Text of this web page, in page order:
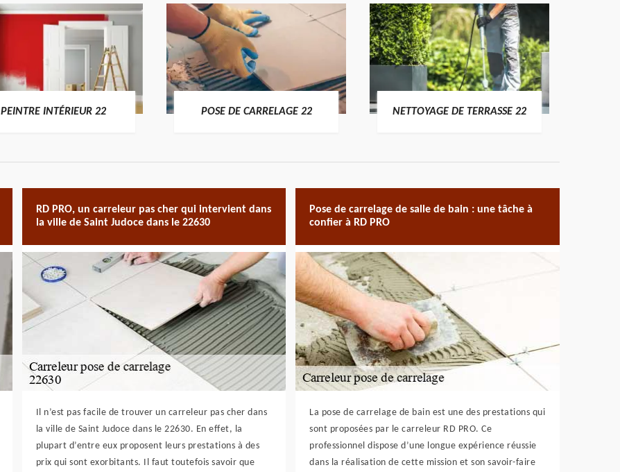
PEINTRE INTÉRIEUR 22 POSE DE CARRELAGE 22 NETTOYAGE DE TERRASSE 22
RD PRO, un carreleur pas cher qui intervient dans
la ville de Saint Judoce dans le 22630
Il n’est pas facile de trouver un carreleur pas cher dans
la ville de Saint Judoce dans le 22630. En effet, la
plupart d’entre eux proposent leurs prestations à des
prix qui sont exorbitants. Il faut toutefois savoir que
Pose de carrelage de salle de bain : une tâche à
confier à RD PRO
La pose de carrelage de bain est une des prestations qui
sont proposées par le carreleur RD PRO. Ce
professionnel dispose d’une longue expérience réussie
dans la réalisation de cette mission et son savoir-faire